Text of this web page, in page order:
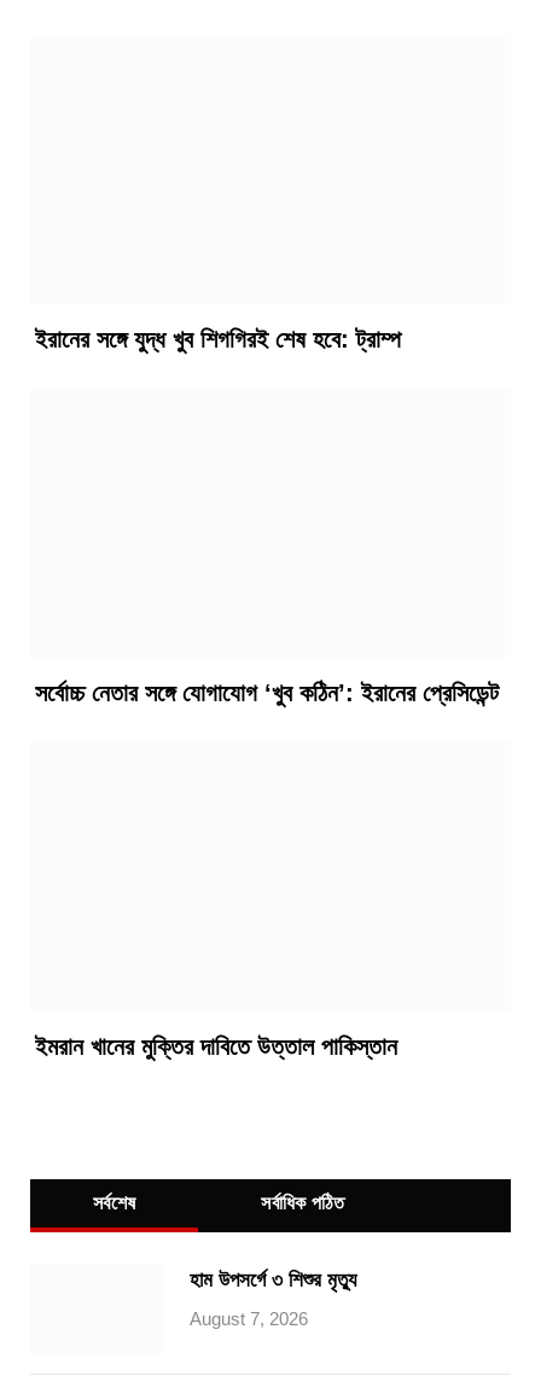
ইরানের সঙ্গে যুদ্ধ খুব শিগগিরই শেষ হবে: ট্রাম্প
সর্বোচ্চ নেতার সঙ্গে যোগাযোগ ‘খুব কঠিন’: ইরানের প্রেসিডেন্ট
ইমরান খানের মুক্তির দাবিতে উত্তাল পাকিস্তান
সর্বশেষ সর্বাধিক পঠিত
হাম উপসর্গে ৩ শিশুর মৃত্যু
August 7, 2026